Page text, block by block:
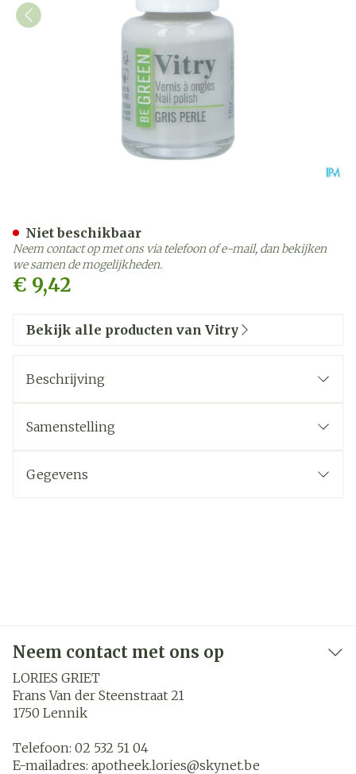
€ 9,42
Niet beschikbaar
Neem contact op met ons via telefoon of e-mail, dan bekijken
we samen de mogelijkheden.
Bekijk alle producten van Vitry
Beschrijving
Samenstelling
Gegevens
Neem contact met ons op
LORIES GRIET
Frans Van der Steenstraat 21
1750 Lennik
Telefoon: 02 532 51 04
E-mailadres: apotheek.lories@skynet.be